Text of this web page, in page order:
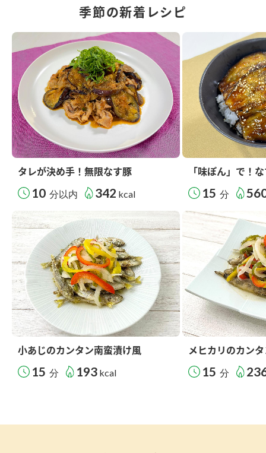
季節の新着レシピ
タレが決め手！無限なす豚
10 分以内 342 kcal
「味ぽん」で！
15 分
小あじのカンタン南蛮漬け風
15 分 193 kcal
メヒカリのカン
15 分